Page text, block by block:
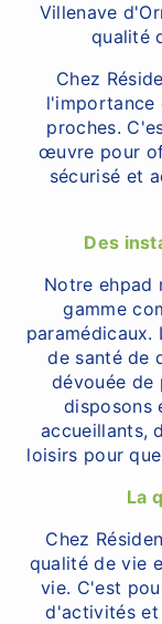
Villenave
qualité
Chez
l'importance
proches.
œuvre pour
sécurisé et
Des
Notre ehpad
gamme
paramédicaux.
de santé de
dévouée de
disposons
accueillants,
loisirs pour
La
Chez
qualité de vie
vie. C'est
d'activités et